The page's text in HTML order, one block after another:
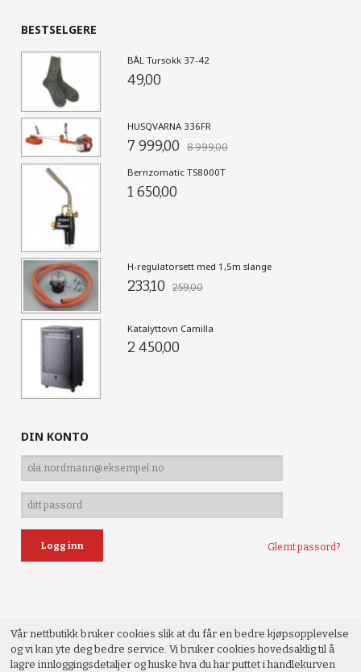
BESTSELGERE
BÅL Tursokk 37-42
49,00
HUSQVARNA 336FR
7 999,00 8 999,00
Bernzomatic TS8000T
1 650,00
H-regulatorsett med 1,5m slange
233,10 259,00
Katalyttovn Camilla
2 450,00
DIN KONTO
Glemt passord?
Vår nettbutikk bruker cookies slik at du får en bedre kjøpsopplevelse
og vi kan yte deg bedre service. Vi bruker cookies hovedsaklig til å
lagre innloggingsdetaljer og huske hva du har puttet i handlekurven